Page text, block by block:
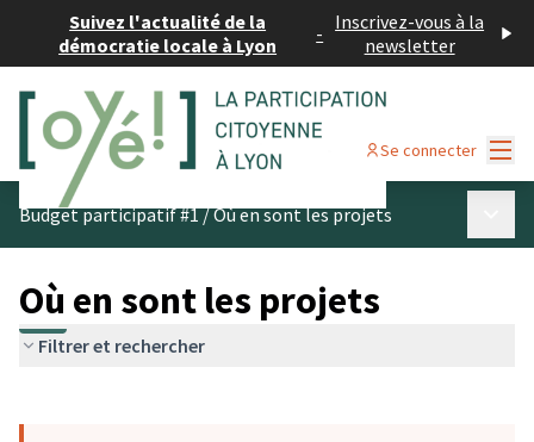
Suivez l'actualité de la
démocratie locale à Lyon
- Inscrivez-vous à la
newsletter
Se connecter
Budget participatif #1/Où en sont les projets
Où en sont les projets
Filtrer et rechercher